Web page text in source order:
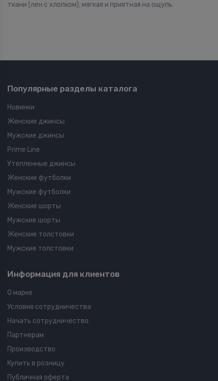
ткани (лен с хлопком), мягкая и приятная на ощупь.
Популярные разделы каталога
Новинки
Женские джинсы
Мужские джинсы
Prime Line
Утепленные джинсы
Женские футболки
Мужские футболки
Женские шорты
Мужские шорты
Женские толстовки
Мужские толстовки
Информация для клиентов
О марке
Условия сотрудничества
Начать сотрудничество
Партнерам
Производство
Купить в розницу
Публичная оферта